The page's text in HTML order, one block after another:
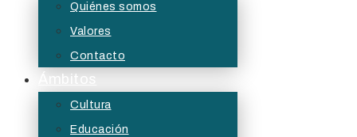
la cultura, l’educació, la participació i les diversitats.
Quiénes somos
Valores
Contacto
Ámbitos
Cultura
Educación